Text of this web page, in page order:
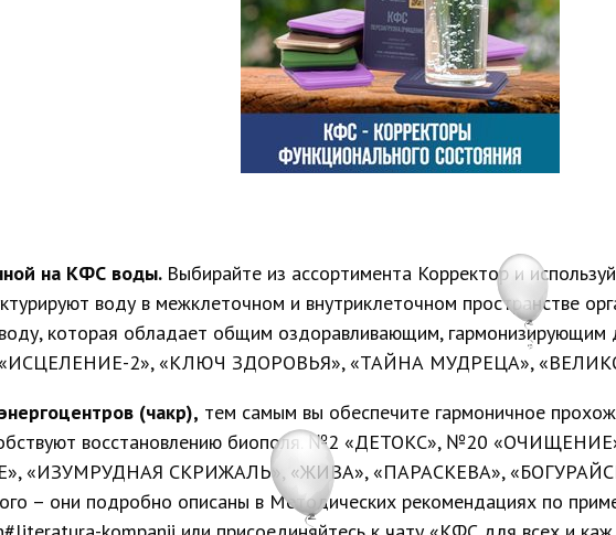
на КФС воды. Выбирайте из ассортимента Корректор и
воду в межклеточном и внутриклеточном пространстве
которая обладает общим оздоравливающим, гармонизирующим
2», «КЛЮЧ ЗДОРОВЬЯ», «ТАЙНА МУДРЕЦА»,
(чакр), тем самым вы обеспечите гармоничное
восстановлению биополя. №2 «ДЕТОКС», №20
«ИЗУМРУДНАЯ СКРИЖАЛЬ», «ЖИВА», «ПАРАСКЕВА»,
– они подробно описаны в Методических рекомендациях по